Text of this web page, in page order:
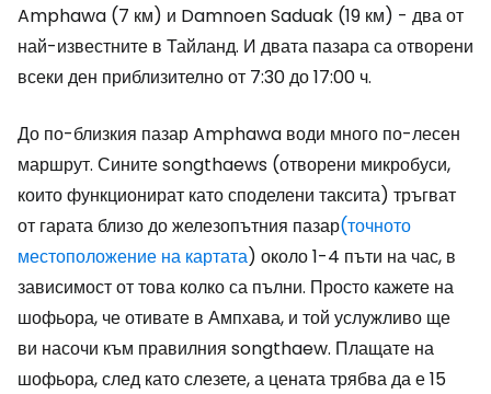
Amphawa (7 км) и Damnoen Saduak (19 км) - два от
най-известните в Тайланд. И двата пазара са отворени
всеки ден приблизително от 7:30 до 17:00 ч.
До по-близкия пазар Amphawa води много по-лесен
маршрут. Сините songthaews (отворени микробуси,
които функционират като споделени таксита) тръгват
от гарата близо до железопътния пазар(точното
местоположение на картата) около 1-4 пъти на час, в
зависимост от това колко са пълни. Просто кажете на
шофьора, че отивате в Ампхава, и той услужливо ще
ви насочи към правилния songthaew. Плащате на
шофьора, след като слезете, а цената трябва да е 15